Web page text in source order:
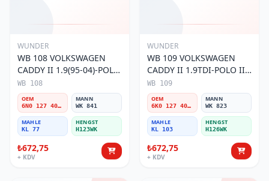
WUNDER
WB 108 VOLKSWAGEN
CADDY II 1.9(95-04)-POLO
III 1.9TDI 6N0 127 401 C
Yakıt/Mazot Filtresi
WB 108
OEM
6N0 127 401 C
MANN
WK 841
MAHLE
KL 77
HENGST
H123WK
₺672,75
+ KDV
WUNDER
WB 109 VOLKSWAGEN
CADDY II 1.9TDI-POLO III
1.9TDI 6K0 127 401 G
Yakıt/Mazot Filtresi
WB 109
OEM
6K0 127 401 G
MANN
WK 823
MAHLE
KL 103
HENGST
H126WK
₺672,75
+ KDV